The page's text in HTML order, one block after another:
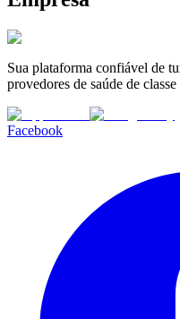
Sua plataforma confiável de
provedores de saúde de
Facebook